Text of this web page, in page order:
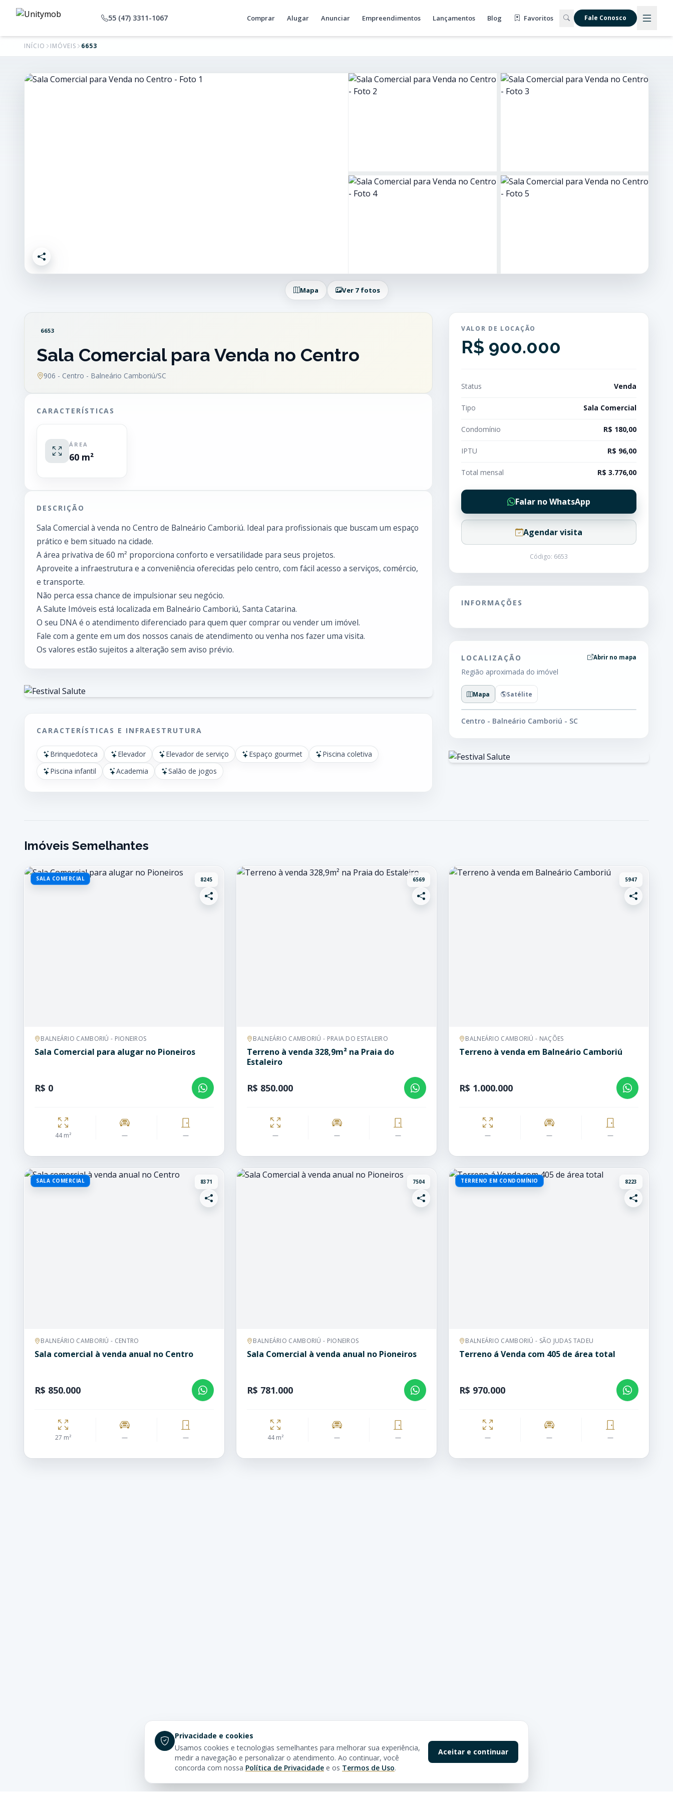
55 (47) 3311-1067 Comprar Alugar Anunciar Empreendimentos Lançamentos Blog Favoritos Fale Conosco
INÍCIO IMÓVEIS 6653
Mapa Ver 7 fotos
6653
Sala Comercial para Venda no Centro
906 - Centro - Balneário Camboriú/SC
CARACTERÍSTICAS
ÁREA
60 m²
DESCRIÇÃO
Sala Comercial à venda no Centro de Balneário Camboriú. Ideal para profissionais que buscam um espaço
prático e bem situado na cidade.
A área privativa de 60 m² proporciona conforto e versatilidade para seus projetos.
Aproveite a infraestrutura e a conveniência oferecidas pelo centro, com fácil acesso a serviços, comércio,
e transporte.
Não perca essa chance de impulsionar seu negócio.
A Salute Imóveis está localizada em Balneário Camboriú, Santa Catarina.
O seu DNA é o atendimento diferenciado para quem quer comprar ou vender um imóvel.
Fale com a gente em um dos nossos canais de atendimento ou venha nos fazer uma visita.
Os valores estão sujeitos a alteração sem aviso prévio.
CARACTERÍSTICAS E INFRAESTRUTURA
Brinquedoteca Elevador Elevador de serviço Espaço gourmet
Piscina coletiva
Piscina infantil
Academia Salão de jogos
VALOR DE LOCAÇÃO
R$ 900.000
Status Venda
Tipo Sala Comercial
Condomínio R$ 180,00
IPTU R$ 96,00
Total mensal R$ 3.776,00
Falar no WhatsApp
Agendar visita
Código: 6653
INFORMAÇÕES
LOCALIZAÇÃO
Região aproximada do imóvel
Abrir no mapa
Mapa Satélite
Centro - Balneário Camboriú - SC
Imóveis Semelhantes
SALA COMERCIAL 8245
BALNEÁRIO CAMBORIÚ - PIONEIROS
Sala Comercial para alugar no Pioneiros
R$ 0
44 m² — —
6569
BALNEÁRIO CAMBORIÚ - PRAIA DO ESTALEIRO
Terreno à venda 328,9m² na Praia do
Estaleiro
R$ 850.000
— — —
5947
BALNEÁRIO CAMBORIÚ - NAÇÕES
Terreno à venda em Balneário Camboriú
R$ 1.000.000
— — —
SALA COMERCIAL 8371
BALNEÁRIO CAMBORIÚ - CENTRO
Sala comercial à venda anual no Centro
R$ 850.000
27 m² — —
7504
BALNEÁRIO CAMBORIÚ - PIONEIROS
Sala Comercial à venda anual no Pioneiros
R$ 781.000
44 m² — —
TERRENO EM CONDOMÍNIO 8223
BALNEÁRIO CAMBORIÚ - SÃO JUDAS TADEU
Terreno á Venda com 405 de área total
R$ 970.000
— — —
Privacidade e cookies
Usamos cookies e tecnologias semelhantes para melhorar sua experiência,
medir a navegação e personalizar o atendimento. Ao continuar, você
concorda com nossa Política de Privacidade e os Termos de Uso.
Aceitar e continuar